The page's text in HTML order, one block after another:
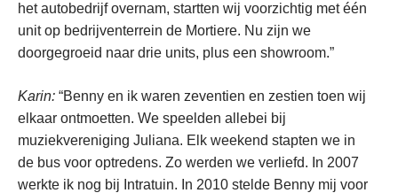
het autobedrijf overnam, startten wij voorzichtig met één
unit op bedrijventerrein de Mortiere. Nu zijn we
doorgegroeid naar drie units, plus een showroom.”
Karin: “Benny en ik waren zeventien en zestien toen wij
elkaar ontmoetten. We speelden allebei bij
muziekvereniging Juliana. Elk weekend stapten we in
de bus voor optredens. Zo werden we verliefd. In 2007
werkte ik nog bij Intratuin. In 2010 stelde Benny mij voor